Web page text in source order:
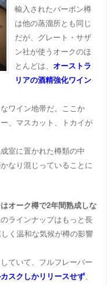
輸入されたバーボン樽
は他の蒸溜所とも同じ
だが、グレート・サザ
ン社が使うオークのほ
とんどは、 オーストラ
リアの酒精強化ワイン
ワイン地帯だ。ここか
、マスカット、トカイが
室に置かれた樽類の中
なり混じっていることに
オーク樽で2年間熟成しな
ラインナップはもっと長
く温和な気候が樽の影響
ていて、フルフレーバー
スクしかリリースせず、